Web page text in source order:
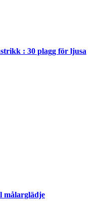
: 30 plagg för ljusa
målarglädje